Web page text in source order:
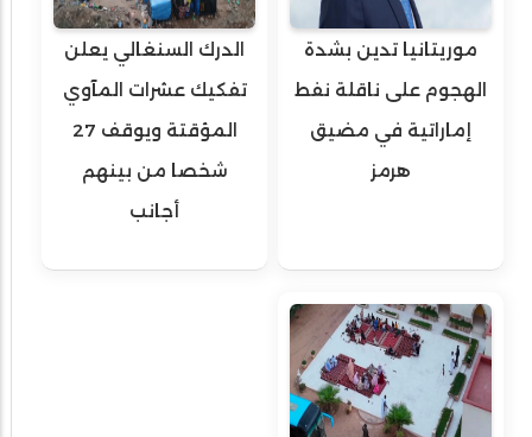
موريتانيا تدين بشدة
الهجوم على ناقلة نفط
إماراتية في مضيق
هرمز
الدرك السنغالي يعلن
تفكيك عشرات المآوي
المؤقتة ويوقف 27
شخصا من بينهم
أجانب